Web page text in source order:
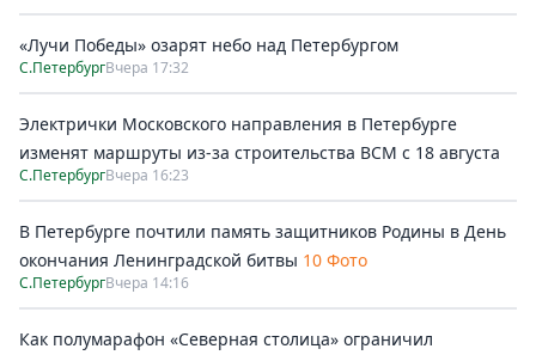
«Лучи Победы» озарят небо над Петербургом
С.ПетербургВчера 17:32
Электрички Московского направления в Петербурге
изменят маршруты из-за строительства ВСМ с 18 августа
С.ПетербургВчера 16:23
В Петербурге почтили память защитников Родины в День
окончания Ленинградской битвы 10 Фото
С.ПетербургВчера 14:16
Как полумарафон «Северная столица» ограничил